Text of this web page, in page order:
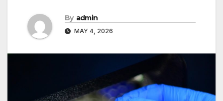
By admin
MAY 4, 2026